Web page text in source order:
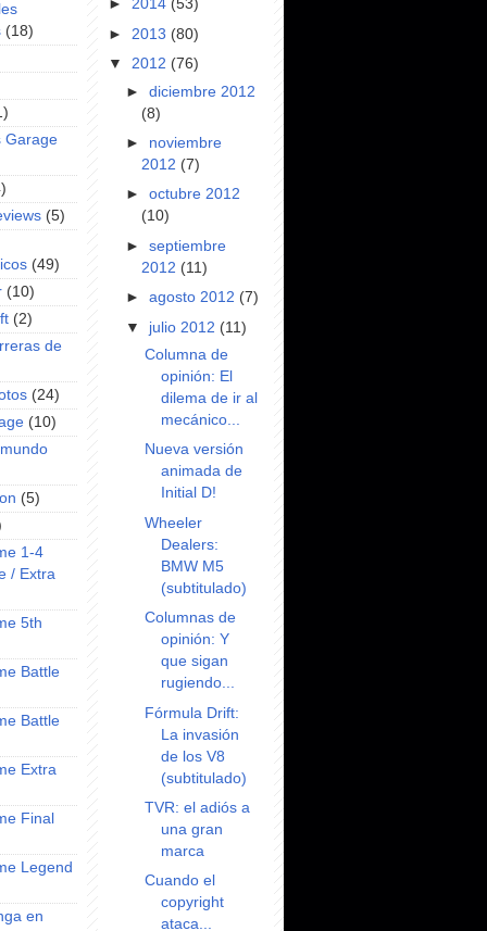
(18)
Garage
(5)
(49)
(10)
(2)
de
(24)
(10)
(5)
1-4
/ Extra
5th
Battle
Battle
Extra
Final
Legend
en
► 2014 (53)
► 2013 (80)
▼ 2012 (76)
►diciembre 2012
(8)
► noviembre
2012 (7)
►octubre 2012
(10)
►septiembre
2012 (11)
►agosto 2012 (7)
▼ julio 2012 (11)
Columna de
opinión: El
dilema de ir al
mecánico...
Nueva versión
animada de
Initial D!
Wheeler
Dealers:
BMW M5
(subtitulado)
Columnas de
opinión: Y
que sigan
rugiendo...
Fórmula Drift:
La invasión
de los V8
(subtitulado)
TVR: el adiós a
una gran
marca
Cuando el
copyright
ataca...